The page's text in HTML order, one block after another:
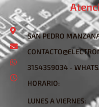
SAN PEDRO
3154359034 -
HORARIO:
LUNES A VIERNES: